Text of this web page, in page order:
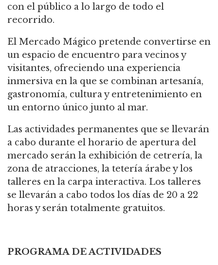
con el público a lo largo de todo el
recorrido.
El Mercado Mágico pretende convertirse en
un espacio de encuentro para vecinos y
visitantes, ofreciendo una experiencia
inmersiva en la que se combinan artesanía,
gastronomía, cultura y entretenimiento en
un entorno único junto al mar.
Las actividades permanentes que se llevarán
a cabo durante el horario de apertura del
mercado serán la exhibición de cetrería, la
zona de atracciones, la tetería árabe y los
talleres en la carpa interactiva. Los talleres
se llevarán a cabo todos los días de 20 a 22
horas y serán totalmente gratuitos.
PROGRAMA DE ACTIVIDADES